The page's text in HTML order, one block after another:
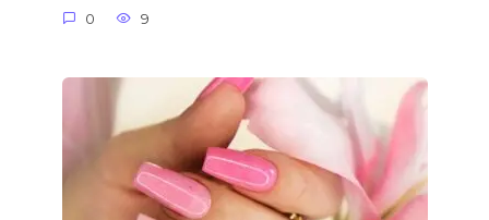
0 9